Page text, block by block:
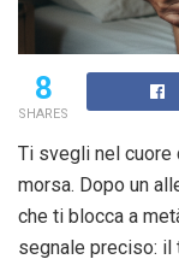
8
SHARES
Ti svegli nel cuore
morsa. Dopo un
che ti blocca a
segnale preciso: il